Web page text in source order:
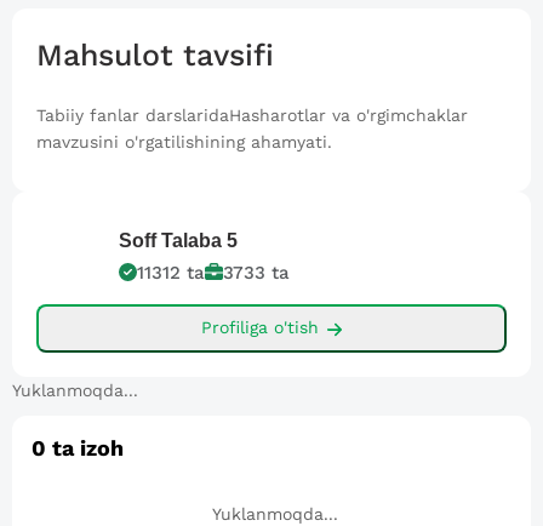
Mahsulot tavsifi
Tabiiy fanlar darslaridaHasharotlar va o'rgimchaklar
mavzusini o'rgatilishining ahamyati.
Soff Talaba 5
11312 ta 3733 ta
Profiliga o'tish
Yuklanmoqda...
0 ta izoh
Yuklanmoqda...